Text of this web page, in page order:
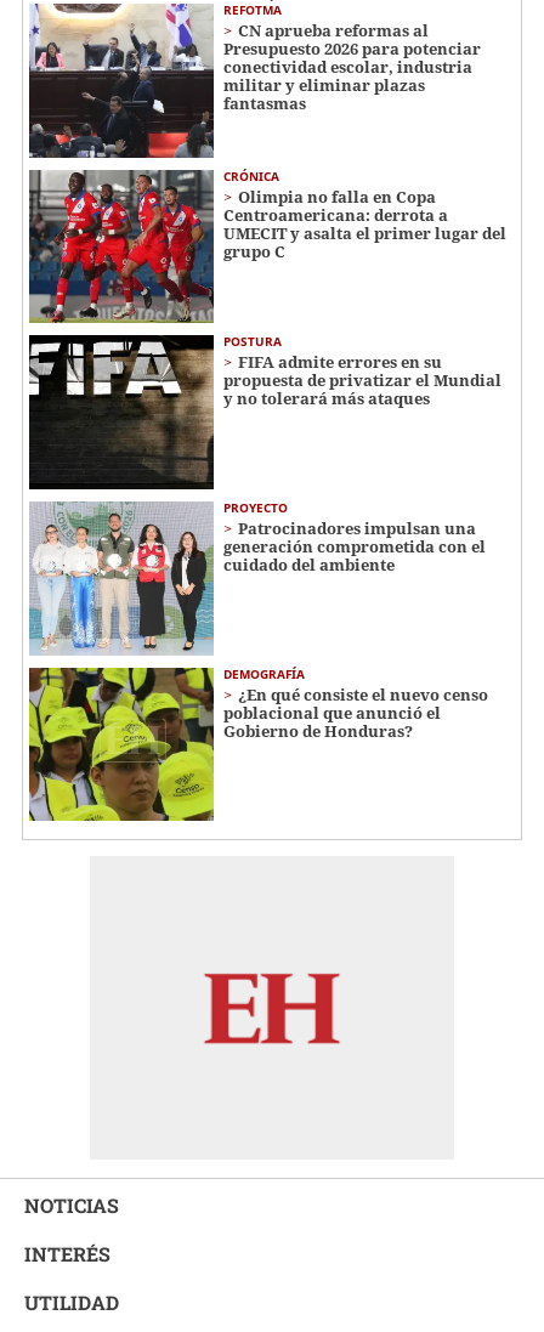
REFOTMA
CN aprueba reformas al
Presupuesto 2026 para potenciar
conectividad escolar, industria
militar y eliminar plazas
fantasmas
CRÓNICA
Olimpia no falla en Copa
Centroamericana: derrota a
UMECIT y asalta el primer lugar del
grupo C
POSTURA
FIFA admite errores en su
propuesta de privatizar el Mundial
y no tolerará más ataques
PROYECTO
Patrocinadores impulsan una
generación comprometida con el
cuidado del ambiente
DEMOGRAFÍA
¿En qué consiste el nuevo censo
poblacional que anunció el
Gobierno de Honduras?
NOTICIAS
INTERÉS
UTILIDAD